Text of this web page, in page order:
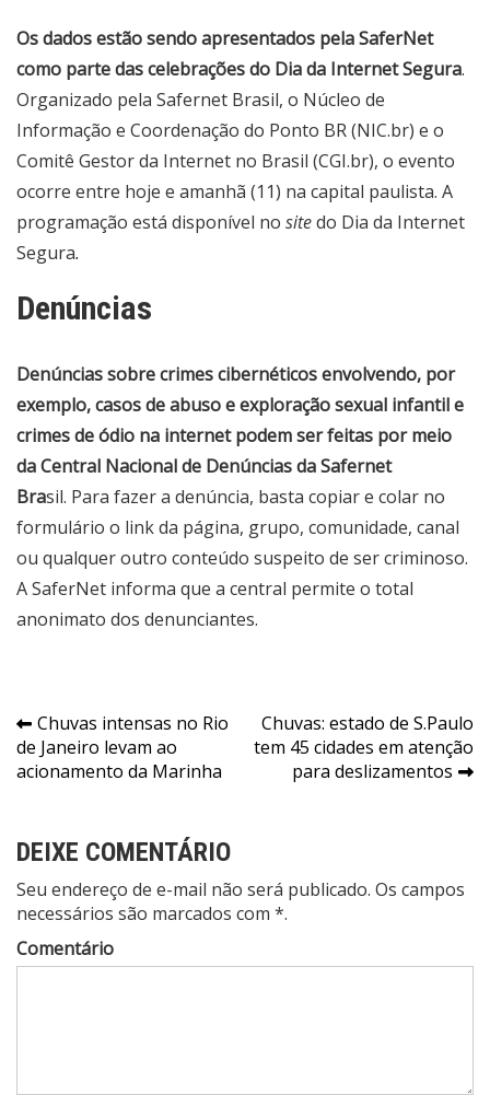
Os dados estão sendo apresentados pela SaferNet
como parte das celebrações do Dia da Internet Segura.
Organizado pela Safernet Brasil, o Núcleo de
Informação e Coordenação do Ponto BR (NIC.br) e o
Comitê Gestor da Internet no Brasil (CGI.br), o evento
ocorre entre hoje e amanhã (11) na capital paulista. A
programação está disponível no sitedo Dia da Internet
Segura.
Denúncias
Denúncias sobre crimes cibernéticos envolvendo, por
exemplo, casos de abuso e exploração sexual infantil e
crimes de ódio na internet podem ser feitas por meio
daCentral Nacional de Denúncias da Safernet
Brasil. Para fazer a denúncia, basta copiar e colar no
formulário o link da página, grupo, comunidade, canal
ou qualquer outro conteúdo suspeito de ser criminoso.
A SaferNet informa que a central permite o total
anonimato dos denunciantes.
Navegação
de
Chuvas intensas no Rio
de Janeiro levam ao
acionamento da Marinha
Chuvas: estado de S.Paulo
tem 45 cidades em atenção
para deslizamentos
DEIXE COMENTÁRIO
Seu endereço de e-mail não será publicado. Os campos
necessários são marcados com *.
Comentário